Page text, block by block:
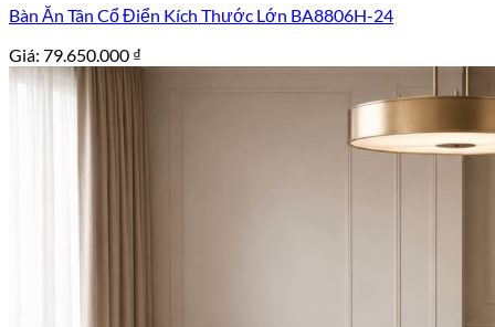
Bàn Ăn Tân Cổ Điển Kích Thước Lớn BA8806H-24
Giá: 79.650.000 ₫